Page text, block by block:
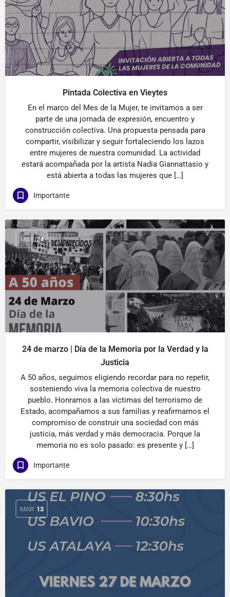
Pintada Colectiva en Vieytes
En el marco del Mes de la Mujer, te invitamos a ser
parte de una jornada de expresión, encuentro y
construcción colectiva. Una propuesta pensada para
compartir, visibilizar y seguir fortaleciendo los lazos
entre mujeres de nuestra comunidad. La actividad
estará acompañada por la artista Nadia Giannattasio y
está abierta a todas las mujeres que […]
Importante
MAR 24
24 de marzo | Día de la Memoria por la Verdad y la
Justicia
A 50 años, seguimos eligiendo recordar para no repetir,
sosteniendo viva la memoria colectiva de nuestro
pueblo. Honramos a las víctimas del terrorismo de
Estado, acompañamos a sus familias y reafirmamos el
compromiso de construir una sociedad con más
justicia, más verdad y más democracia. Porque la
memoria no es solo pasado: es presente y […]
Importante
MAR 13